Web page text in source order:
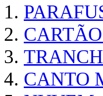
CANTO